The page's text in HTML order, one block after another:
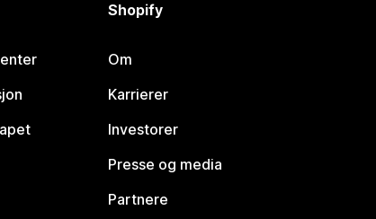
Shopify
Om
Karrierer
Investorer
Presse og media
Partnere